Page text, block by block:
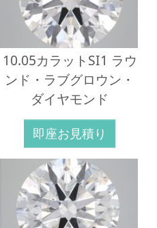
10.05カラットSI1 ラウ
ンド・ラブグロウン・
ダイヤモンド
即座お見積り